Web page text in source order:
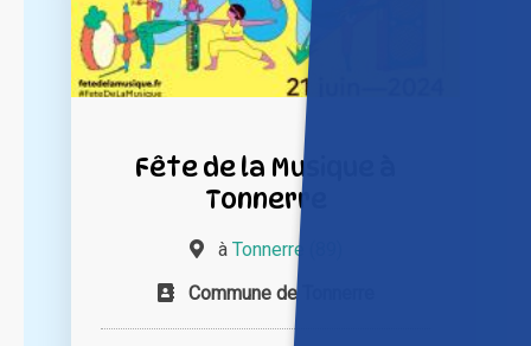
Fête de la Musique à
Tonnerre
à Tonnerre (89)
Commune de Tonnerre